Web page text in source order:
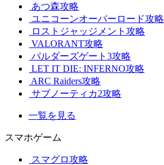
あつ森攻略
ユニコーンオーバーロード攻略
ロストジャッジメント攻略
VALORANT攻略
バルダーズゲート3攻略
LET IT DIE: INFERNO攻略
ARC Raiders攻略
サブノーティカ2攻略
一覧を見る
スマホゲーム
スマグロ攻略